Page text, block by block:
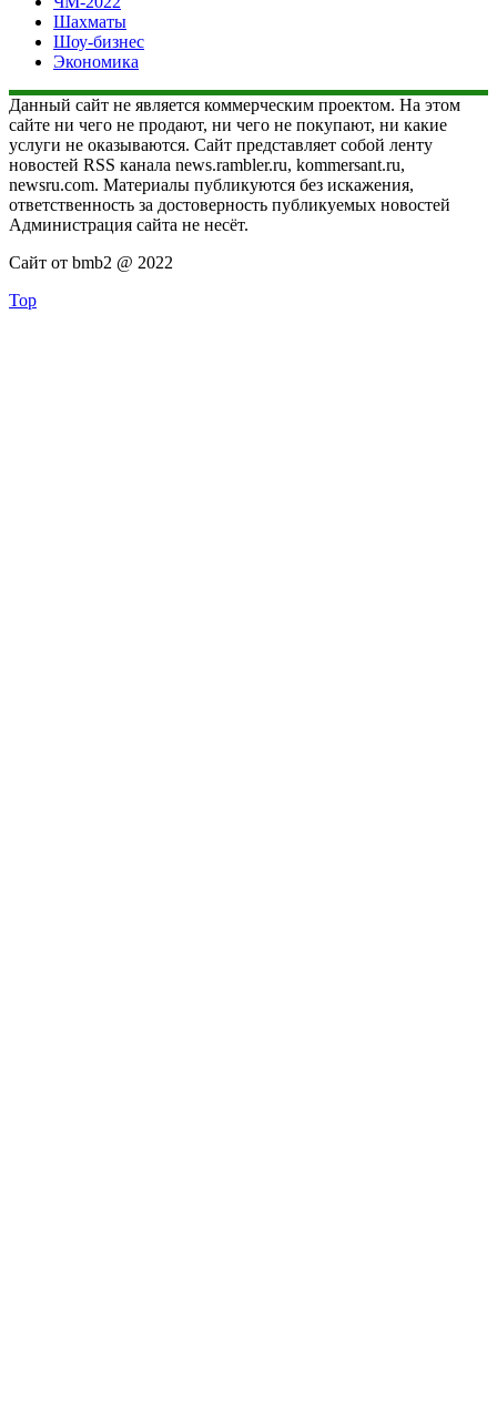
Шахматы
Шоу-бизнес
Экономика
Данный сайт не является коммерческим проектом. На этом
сайте ни чего не продают, ни чего не покупают, ни какие
услуги не оказываются. Сайт представляет собой ленту
новостей RSS канала news.rambler.ru, kommersant.ru,
newsru.com. Материалы публикуются без искажения,
ответственность за достоверность публикуемых новостей
Администрация сайта не несёт.
Сайт от bmb2 @ 2022
Top